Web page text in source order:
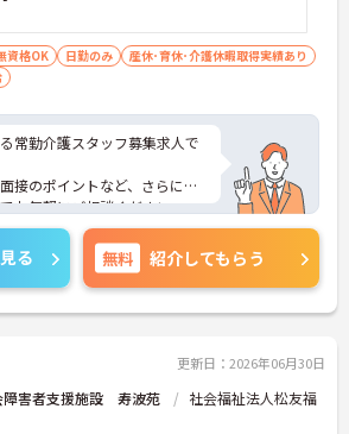
資格OK 日勤のみ
産休･育休･介護休暇取得実績あり
常勤介護スタッフ募集求人で
接のポイントなど、さらに詳
お気軽にご相談ください。
る 無料 紹介してもらう
更新日：2026年06月30日
障害者支援施設 寿波苑
社会福祉法人松友福